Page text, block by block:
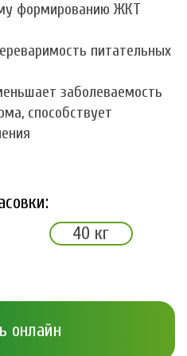
формированию ЖКТ
питательных
заболеваемость
способствует
40 кг
онлайн